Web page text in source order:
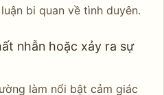
bi quan về tình duyên.
nhẫn hoặc xảy ra sự
làm nổi bật cảm giác